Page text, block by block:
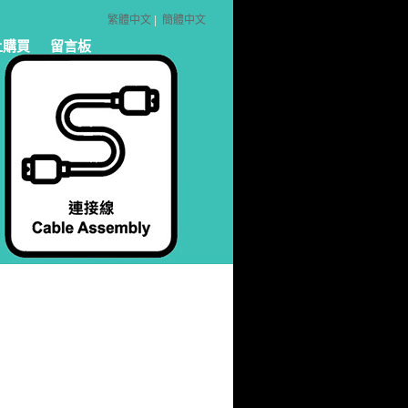
繁體中文 簡體中文
買 留言板